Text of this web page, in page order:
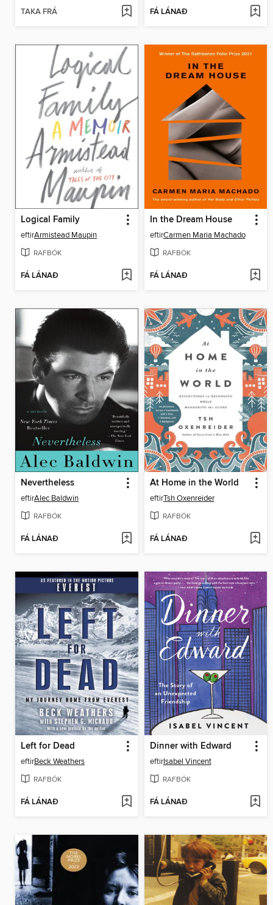
TAKA FRÁ FÁ LÁNAÐ
Logical Family
eftirArmistead Maupin
RAFBÓK
FÁ LÁNAÐ
In the Dream House
eftirCarmen Maria Machado
RAFBÓK
FÁ LÁNAÐ
Nevertheless
eftirAlec Baldwin
RAFBÓK
FÁ LÁNAÐ
At Home in the World
eftirTsh Oxenreider
RAFBÓK
FÁ LÁNAÐ
Left for Dead
eftirBeck Weathers
RAFBÓK
FÁ LÁNAÐ
Dinner with Edward
eftirIsabel Vincent
RAFBÓK
FÁ LÁNAÐ